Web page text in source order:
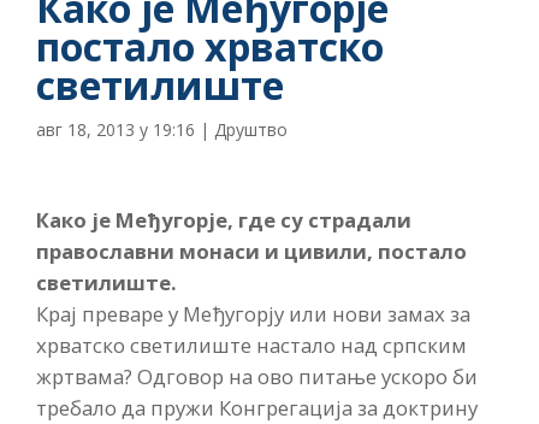
постало хрватско
светилиште
авг 18, 2013 у 19:16 | Друштво
Како је Међугорје, где су страдали
православни монаси и цивили, постало
светилиште.
Крај преваре у Међугорју или нови замах за
хрватско светилиште настало над српским
жртвама? Одговор на ово питање ускоро би
требало да пружи Конгрегација за доктрину